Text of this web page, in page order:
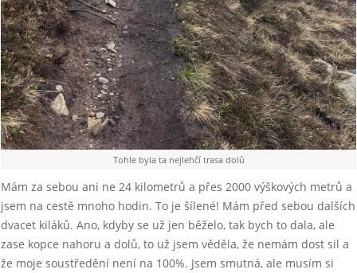
Tohle byla ta nejlehčí trasa dolů
Mám za sebou ani ne 24 kilometrů a přes 2000 výškových metrů a
jsem na cestě mnoho hodin. To je šílené! Mám před sebou dalších
dvacet kiláků. Ano, kdyby se už jen běželo, tak bych to dala, ale
zase kopce nahoru a dolů, to už jsem věděla, že nemám dost sil a
že moje soustředění není na 100%. Jsem smutná, ale musím si